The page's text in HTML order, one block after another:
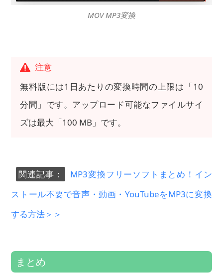
MOV MP3変換
注意
無料版には1日あたりの変換時間の上限は「10
分間」です。アップロード可能なファイルサイ
ズは最大「100 MB」です。
関連記事：
MP3変換フリーソフトまとめ！イン
ストール不要で音声・動画・YouTubeをMP3に変換
する方法＞＞
まとめ